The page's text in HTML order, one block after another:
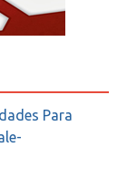
Para